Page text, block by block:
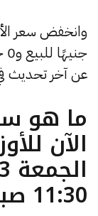
عن آخر تحديث في
الآن
11:30 صباحًا )